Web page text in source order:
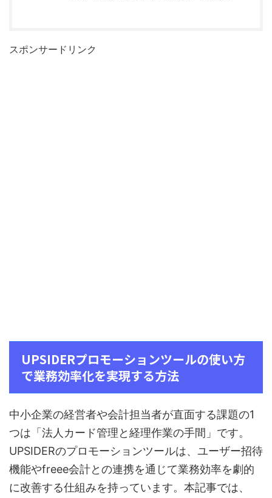
スポンサードリンク
UPSIDERプロモーションツールの使い方
で業務効率化を実現する方法
中小企業の経営者や会計担当者が直面する課題の1
つは「法人カード管理と経理作業の手間」です。
UPSIDERのプロモーションツールは、ユーザー招待
機能やfreee会計との連携を通じて業務効率を劇的
に改善する仕組みを持っています。本記事では、